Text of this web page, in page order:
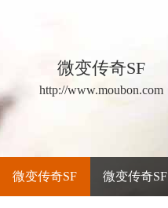
微变传奇SF
http://www.moubon.com
微变传奇SF 微变传奇SF